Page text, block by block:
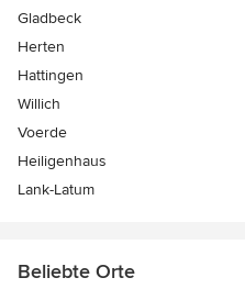
Gladbeck
Herten
Hattingen
Willich
Voerde
Heiligenhaus
Lank-Latum
Beliebte Orte